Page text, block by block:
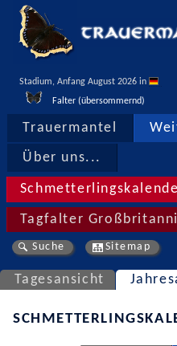
Stadium, Anfang August 2026 in
Falter (übersommernd)
Trauermantel
Über uns...
Tagfalter
Suche Sitemap
Tagesansicht